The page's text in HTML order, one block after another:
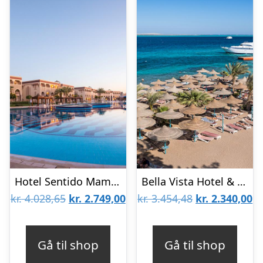
Hotel Sentido Mamlouk Palace Resort
kr.4.028,65 Den
var:
kr. 2.749,00Den
Gå til shop
Bella Vista Hotel & Resort – All inclusive
kr.3.454,48 Den
var:
kr. 2.340,00
Gå til shop